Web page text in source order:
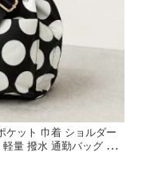
ケット 巾着 ショルダー
量 撥水 通勤バッグ 巾
おしゃれ かわいい マザ